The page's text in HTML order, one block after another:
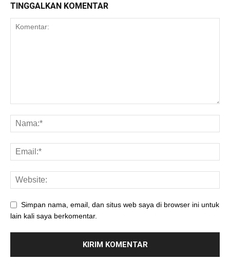
TINGGALKAN KOMENTAR
Simpan nama, email, dan situs web saya di browser ini untuk
lain kali saya berkomentar.